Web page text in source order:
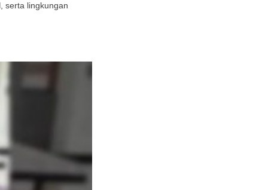
serta lingkungan